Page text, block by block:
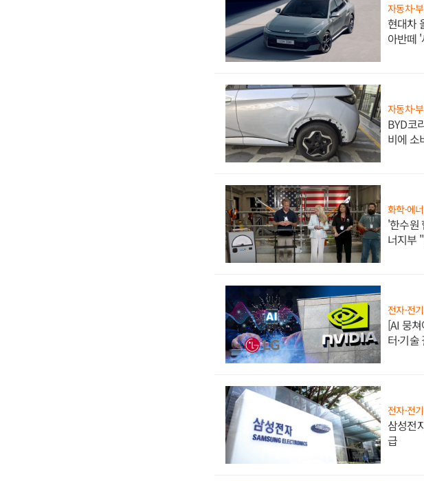
자동차·
현대차
아반떼
자동차·
BYD코
비에 소
화학·에
'한수원
너지부
전자·전
[AI 뭉
터·기
전자·전
삼성전
급